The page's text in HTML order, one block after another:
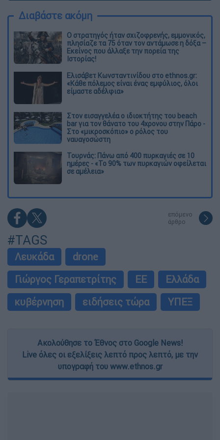
Διαβάστε ακόμη
O στρατηγός ήταν σχιζοφρενής, εμμονικός,
πλησίαζε τα 75 όταν τον αντάμωσε η δόξα –
Εκείνος που άλλαξε την πορεία της
Ιστορίας!
Ελισάβετ Κωνσταντινίδου στο ethnos.gr:
«Κάθε πόλεμος είναι ένας εμφύλιος, όλοι
είμαστε αδέλφια»
Στον εισαγγελέα ο ιδιοκτήτης του beach
bar για τον θάνατο του 4χρονου στην Πάρο -
Στο «μικροσκόπιο» ο ρόλος του
ναυαγοσώστη
Τουρνάς: Πάνω από 400 πυρκαγιές σε 10
ημέρες - «Το 90% των πυρκαγιών οφείλεται
σε αμέλεια»
επόμενο
άρθρο
#TAGS
Λευκάδα
drone
Γιώργος Γεραπετρίτης
ΕΕ
Ελλάδα
κυβέρνηση
ειδήσεις τώρα ΥΠΕΞ
Ακολούθησε το Έθνος στο Google News!
Live όλες οι εξελίξεις λεπτό προς λεπτό, με την
υπογραφή του www.ethnos.gr